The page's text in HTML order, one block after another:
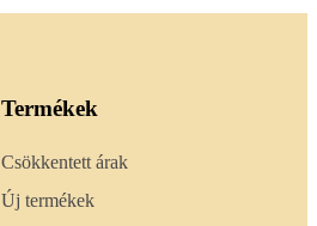
Termékek
Csökkentett árak
Új termékek